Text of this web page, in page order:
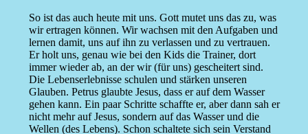
So ist das auch heute mit uns. Gott mutet uns das zu, was
wir ertragen können. Wir wachsen mit den Aufgaben und
lernen damit, uns auf ihn zu verlassen und zu vertrauen.
Er holt uns, genau wie bei den Kids die Trainer, dort
immer wieder ab, an der wir (für uns) gescheitert sind.
Die Lebenserlebnisse schulen und stärken unseren
Glauben. Petrus glaubte Jesus, dass er auf dem Wasser
gehen kann. Ein paar Schritte schaffte er, aber dann sah er
nicht mehr auf Jesus, sondern auf das Wasser und die
Wellen (des Lebens). Schon schaltete sich sein Verstand